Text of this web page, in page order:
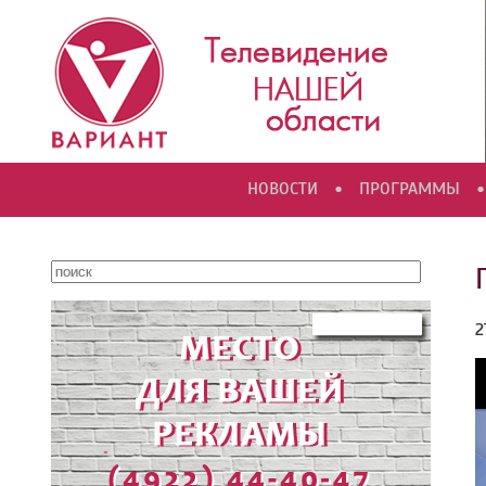
НОВОСТИ • ПРОГРАММЫ •